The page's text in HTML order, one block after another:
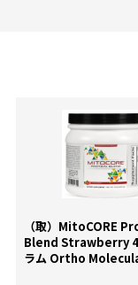
（取）MitoCORE
Blend Strawberry
ラム Ortho